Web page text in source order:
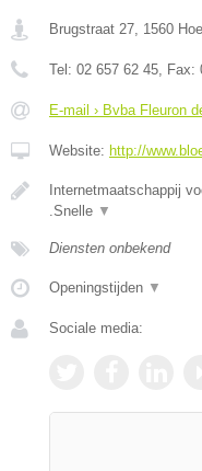
Brugstraat 27, 1560
Tel: 02 657 62 45, Fax:
E-mail › Bvba Fleuron
Website: http://
Internetmaatschappij
.Snelle ▼
Diensten onbekend
Openingstijden ▼
Sociale media: